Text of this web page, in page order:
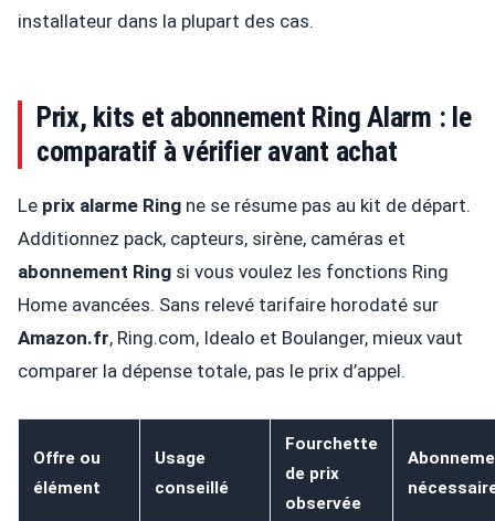
installateur dans la plupart des cas.
Prix, kits et abonnement Ring Alarm : le
comparatif à vérifier avant achat
Le prix alarme Ring ne se résume pas au kit de départ.
Additionnez pack, capteurs, sirène, caméras et
abonnement Ring si vous voulez les fonctions Ring
Home avancées. Sans relevé tarifaire horodaté sur
Amazon.fr, Ring.com, Idealo et Boulanger, mieux vaut
comparer la dépense totale, pas le prix d’appel.
Offre ou
élément
Usage
conseillé
Fourchette
de prix
observée